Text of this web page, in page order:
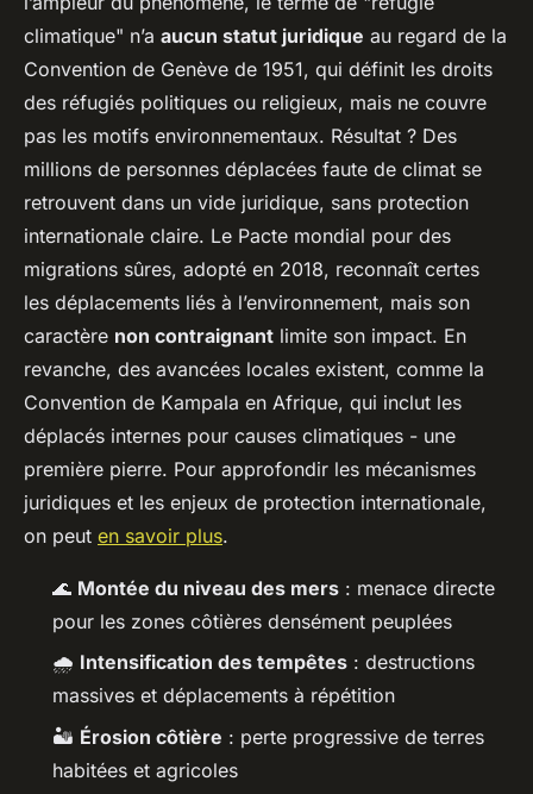
climatique" n’a aucun statut juridique au regard de la
Convention de Genève de 1951, qui définit les droits
des réfugiés politiques ou religieux, mais ne couvre
pas les motifs environnementaux. Résultat ? Des
millions de personnes déplacées faute de climat se
retrouvent dans un vide juridique, sans protection
internationale claire. Le Pacte mondial pour des
migrations sûres, adopté en 2018, reconnaît certes
les déplacements liés à l’environnement, mais son
caractère non contraignant limite son impact. En
revanche, des avancées locales existent, comme la
Convention de Kampala en Afrique, qui inclut les
déplacés internes pour causes climatiques - une
première pierre. Pour approfondir les mécanismes
juridiques et les enjeux de protection internationale,
on peut en savoir plus.
🌊 Montée du niveau des mers : menace directe
pour les zones côtières densément peuplées
🌧️ Intensification des tempêtes : destructions
massives et déplacements à répétition
🏜️ Érosion côtière : perte progressive de terres
habitées et agricoles